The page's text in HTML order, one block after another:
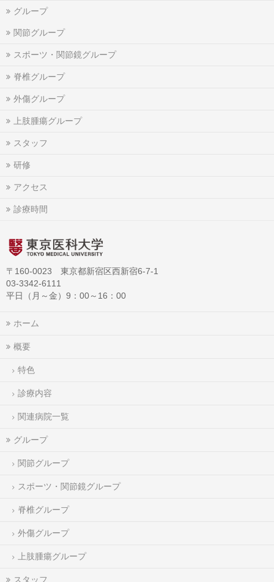
グループ
関節グループ
スポーツ・関節鏡グループ
脊椎グループ
外傷グループ
上肢腫瘍グループ
スタッフ
研修
アクセス
診療時間
〒160-0023 東京都新宿区西新宿6-7-1
03-3342-6111
平日（月～金）9：00～16：00
ホーム
概要
特色
診療内容
関連病院一覧
グループ
関節グループ
スポーツ・関節鏡グループ
脊椎グループ
外傷グループ
上肢腫瘍グループ
スタッフ